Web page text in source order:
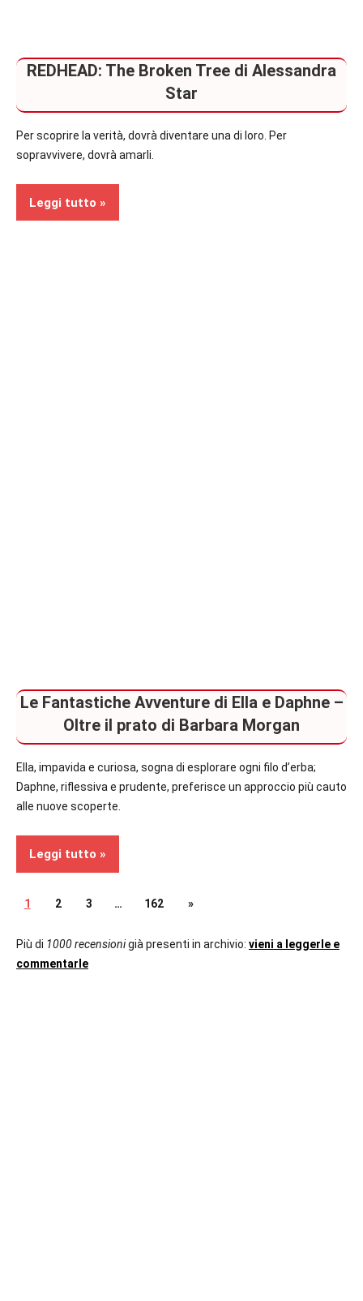
REDHEAD: The Broken Tree di Alessandra
Star
Per scoprire la verità, dovrà diventare una di loro. Per
sopravvivere, dovrà amarli.
Leggi tutto
Le Fantastiche Avventure di Ella e Daphne –
Oltre il prato di Barbara Morgan
Ella, impavida e curiosa, sogna di esplorare ogni filo d’erba;
Daphne, riflessiva e prudente, preferisce un approccio più cauto
alle nuove scoperte.
Leggi tutto
Recensioni
Bambini
Paginazione
degli
1 2 3 … 162
Articolo
»
Più di 1000 recensionigià presenti in archivio: vieni a leggerle e
commentarle